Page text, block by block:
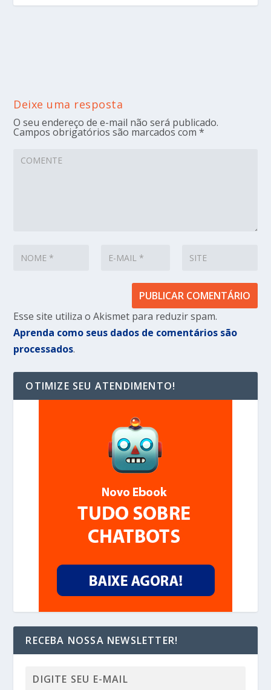
Deixe uma resposta
O seu endereço de e-mail não será publicado.
Campos obrigatórios são marcados com*
Esse site utiliza o Akismet para reduzir spam.
Aprenda como seus dados de comentários são
processados.
OTIMIZE SEU ATENDIMENTO!
RECEBA NOSSA NEWSLETTER!